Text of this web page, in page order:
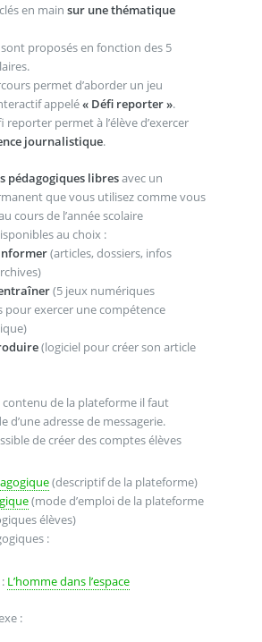
en main sur une thématique
proposés en fonction des 5
permet d’aborder un jeu
appelé« Défi reporter ».
reporter permet à l’élève d’exercer
journalistique.
pédagogiques libresavec un
que vous utilisez comme vous
cours de l’année scolaire
au choix :
(articles, dossiers, infos
(5 jeux numériques
pour exercer une compétence
(logiciel pour créer son article
contenu de la plateforme il faut
d’une adresse de messagerie.
de créer des comptes élèves
(descriptif de la plateforme)
(mode d’emploi de la plateforme
élèves)
:
L’homme dans l’espace
: